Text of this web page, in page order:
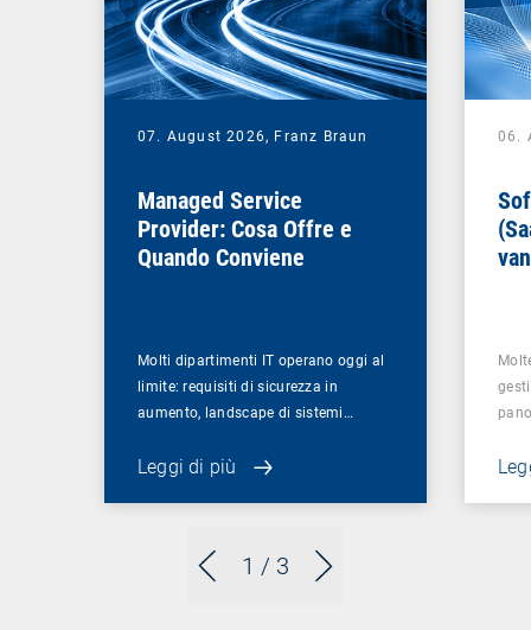
1 / 3
07. August 2026, Franz Braun
Managed Service
Provider: Cosa Offre e
Quando Conviene
Molti dipartimenti IT operano oggi al
limite: requisiti di sicurezza in
aumento, landscape di sistemi…
Leggi di più
06.